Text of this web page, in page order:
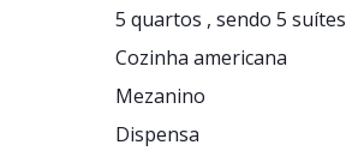
5 quartos , sendo 5 suítes
Cozinha americana
Mezanino
Dispensa